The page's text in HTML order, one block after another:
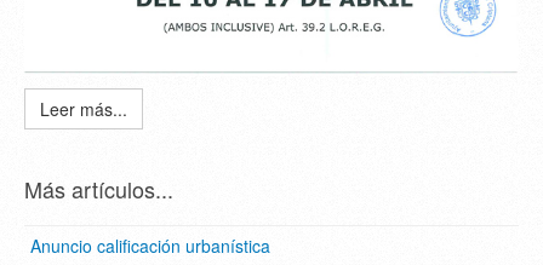
Leer más...
Más artículos...
Anuncio calificación urbanística